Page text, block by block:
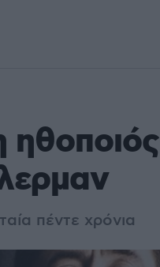
ηθοποιός
πέντε χρόνια